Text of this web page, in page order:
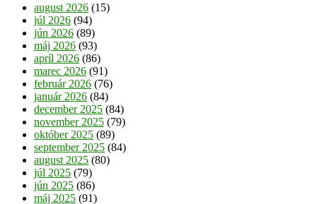
august 2026 (15)
júl 2026 (94)
jún 2026 (89)
máj 2026 (93)
apríl 2026 (86)
marec 2026 (91)
február 2026 (76)
január 2026 (84)
december 2025 (84)
november 2025 (79)
október 2025 (89)
september 2025 (84)
august 2025 (80)
júl 2025 (79)
jún 2025 (86)
máj 2025 (91)